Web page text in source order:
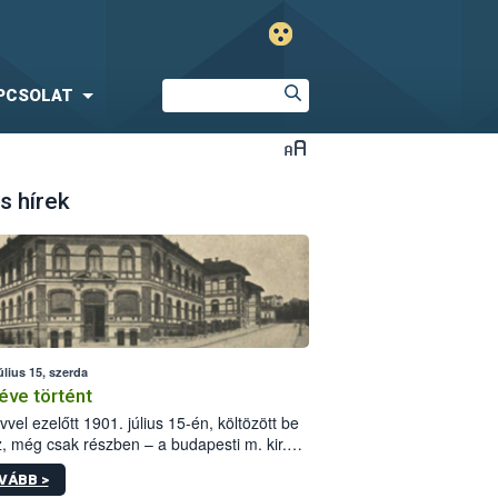
hírek
15, szerda
történt
ezelőtt 1901. július 15-én, költözött be
még csak részben – a budapesti m. kir.
állomás a Kis Rókus utca
alatti, Czigler Győző által tervezett új
>